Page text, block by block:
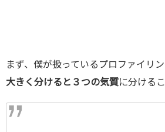
まず、僕が扱っているプロファイリ
大きく分けると３つの気質に分ける